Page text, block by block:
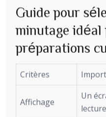
Guide pour
minutage idéal
préparations
Critères
Affichage
Un